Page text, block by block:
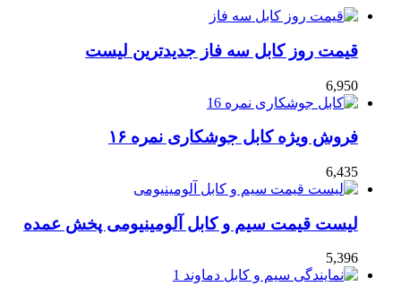
قیمت روز کابل سه فاز جدیدترین لیست
6,950
فروش ویژه کابل جوشکاری نمره ۱۶
6,435
لیست قیمت سیم و کابل آلومینیومی پخش عمده
5,396